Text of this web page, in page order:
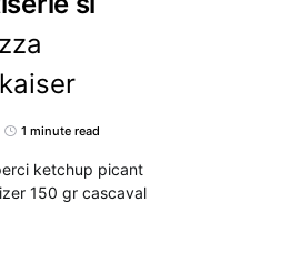
1 minute read
ketchup picant
150 gr cascaval